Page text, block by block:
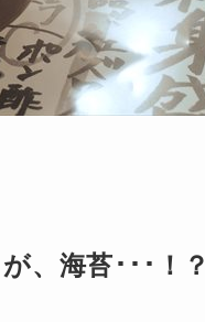
、海苔･･･！？